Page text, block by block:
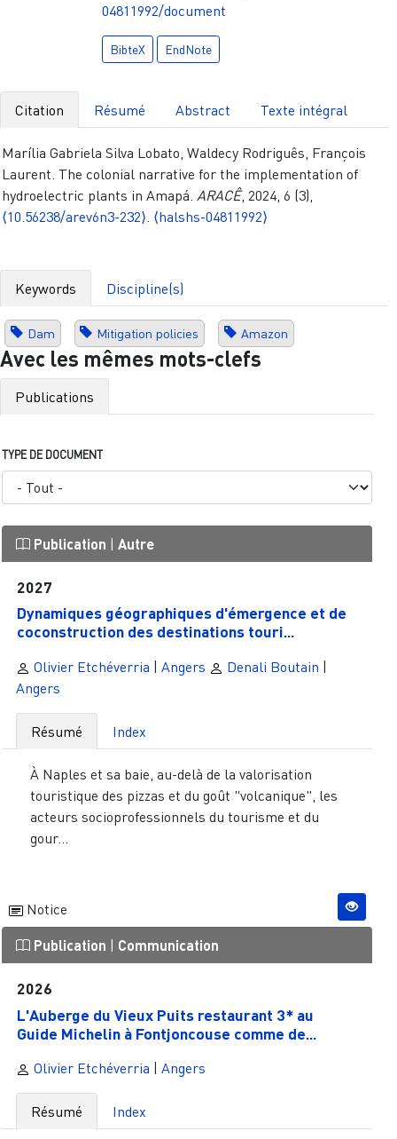
04811992/document
BibteX EndNote
Citation Résumé Abstract Texte intégral
Marília Gabriela Silva Lobato, Waldecy Rodriguês, François
Laurent. The colonial narrative for the implementation of
hydroelectric plants in Amapá. ARACÊ, 2024, 6 (3),
⟨10.56238/arev6n3-232⟩ ⟨halshs-04811992⟩
Keywords Discipline(s)
Dam Mitigation policies Amazon
Avec les mêmes mots-clefs
Publications
TYPE DE DOCUMENT
Publication | Autre
2027
Dynamiques géographiques d'émergence et de
coconstruction des destinations touri...
Olivier Etchéverria Angers Denali Boutain
Angers
Résumé Index
À Naples et sa baie, au-delà de la valorisation
touristique des pizzas et du goût "volcanique", les
acteurs socioprofessionnels du tourisme et du
gour...
Notice
Publication Communication
2026
L'Auberge du Vieux Puits restaurant 3* au
Guide Michelin à Fontjoncouse comme de...
Olivier Etchéverria Angers
Résumé Index